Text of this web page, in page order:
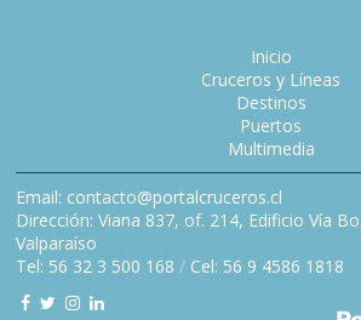
Inicio
Cruceros y Líneas
Destinos
Puertos
Multimedia
Email: contacto@portalcruceros.cl
Dirección: Viana 837, of. 214, Edificio Vía
Valparaíso
Tel: 56 32 3 500 168 / Cel: 56 9 4586 1818